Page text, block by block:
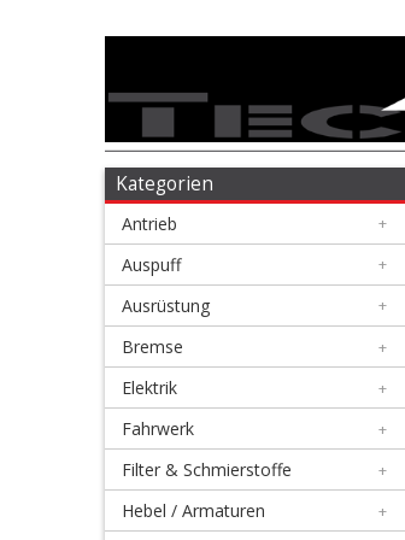
Antrieb
Auspuff
Ausrüstung
Bremse
Elektrik
Fahrwerk
Kategorien
Antrieb +
Auspuff +
Ausrüstung +
Bremse +
Elektrik +
Fahrwerk +
Filter & Schmierstoffe +
Hebel / Armaturen +